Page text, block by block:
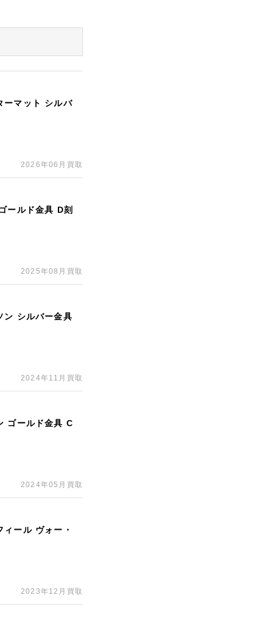
ーマット シルバ
2026年06月買取
ールド金具 D刻
2025年08月買取
ン シルバー金具
2024年11月買取
ゴールド金具 C
2024年05月買取
ール ヴォー・
2023年12月買取